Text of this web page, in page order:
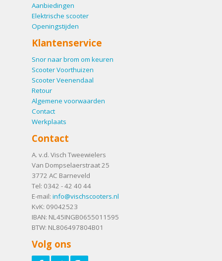
Aanbiedingen
Elektrische scooter
Openingstijden
Klantenservice
Snor naar brom om keuren
Scooter Voorthuizen
Scooter Veenendaal
Retour
Algemene voorwaarden
Contact
Werkplaats
Contact
A. v.d. Visch Tweewielers
Van Dompselaerstraat 25
3772 AC Barneveld
Tel: 0342 - 42 40 44
E-mail: info@vischscooters.nl
KvK: 09042523
IBAN: NL45INGB0655011595
BTW: NL806497804B01
Volg ons